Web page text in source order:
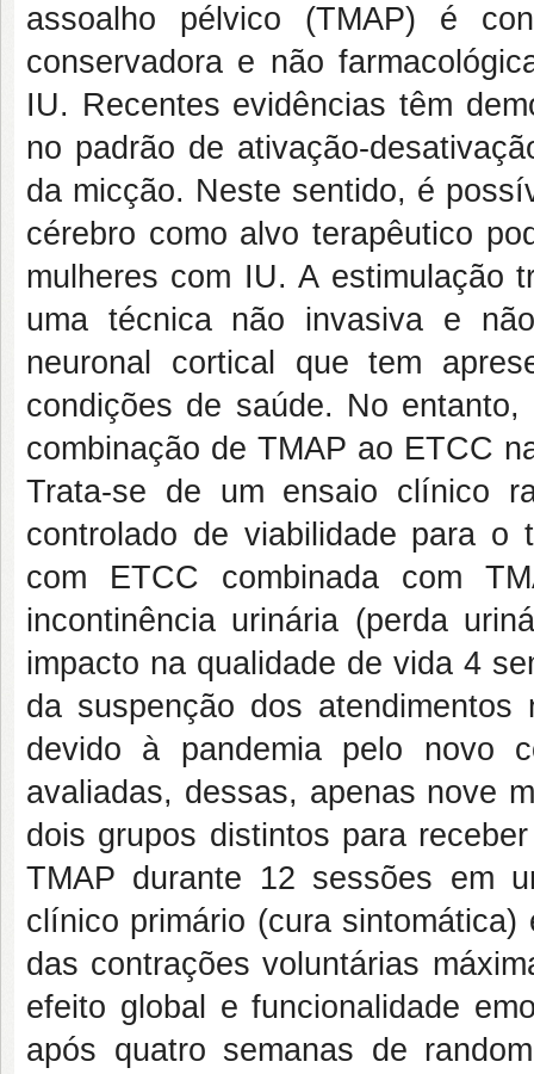
assoalho pélvico (TMAP) é
conservadora e não
IU. Recentes evidências têm
no padrão de ativação-
da micção. Neste sentido, é
cérebro como alvo terapêutico
mulheres com IU. A estimulação
uma técnica não invasiva e
neuronal cortical que tem
condições de saúde. No
combinação de TMAP ao ETCC
Trata-se de um ensaio clínico
controlado de viabilidade para o
com ETCC combinada com
incontinência urinária (perda
impacto na qualidade de vida 4
da suspenção dos
devido à pandemia pelo novo
avaliadas, dessas, apenas nove
dois grupos distintos para
TMAP durante 12 sessões em
clínico primário (cura
das contrações voluntárias
efeito global e funcionalidade
após quatro semanas de